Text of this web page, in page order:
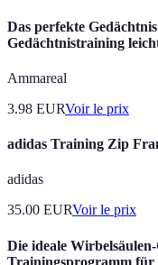
Das perfekte
Gedächtnistraining
Ammareal
3.98 EURVoir le prix
adidas Training Zip
adidas
35.00 EURVoir le prix
Die ideale
Trainingsprogramm für